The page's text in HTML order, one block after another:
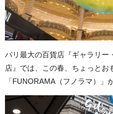
パリ最大の百貨店『ギャラリー
店』では、この春、ちょっとお
「FUNORAMA（フノラマ）」